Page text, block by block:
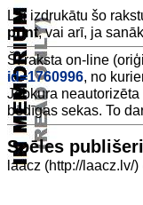
Lai izdrukātu šo
print, vai arī, ja
Šī raksta on-line
id=1760996, no
Jebkura
bēdīgas sekas. To
Spēles
laacz (http://laacz.lv/